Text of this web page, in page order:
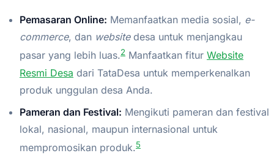
Pemasaran Online: Memanfaatkan media sosial, e-
commerce, dan websitedesa untuk menjangkau
pasar yang lebih luas.2 Manfaatkan fitur Website
Resmi Desa dari TataDesa untuk memperkenalkan
produk unggulan desa Anda.
Pameran dan Festival: Mengikuti pameran dan festival
lokal, nasional, maupun internasional untuk
mempromosikan produk.5